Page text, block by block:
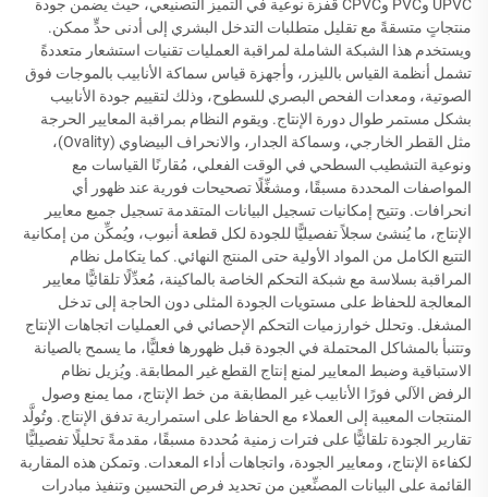
UPVC وPVC وCPVC قفزة نوعية في التميز التصنيعي، حيث يضمن جودة
منتجاتٍ متسقةً مع تقليل متطلبات التدخل البشري إلى أدنى حدٍّ ممكن.
ويستخدم هذا الشبكة الشاملة لمراقبة العمليات تقنيات استشعار متعددةً
تشمل أنظمة القياس بالليزر، وأجهزة قياس سماكة الأنابيب بالموجات فوق
الصوتية، ومعدات الفحص البصري للسطوح، وذلك لتقييم جودة الأنابيب
بشكل مستمر طوال دورة الإنتاج. ويقوم النظام بمراقبة المعايير الحرجة
مثل القطر الخارجي، وسماكة الجدار، والانحراف البيضاوي (Ovality)،
ونوعية التشطيب السطحي في الوقت الفعلي، مُقارنًا القياسات مع
المواصفات المحددة مسبقًا، ومشغِّلًا تصحيحات فورية عند ظهور أي
انحرافات. وتتيح إمكانيات تسجيل البيانات المتقدمة تسجيل جميع معايير
الإنتاج، ما يُنشئ سجلاً تفصيليًّا للجودة لكل قطعة أنبوب، ويُمكِّن من إمكانية
التتبع الكامل من المواد الأولية حتى المنتج النهائي. كما يتكامل نظام
المراقبة بسلاسة مع شبكة التحكم الخاصة بالماكينة، مُعدِّلًا تلقائيًّا معايير
المعالجة للحفاظ على مستويات الجودة المثلى دون الحاجة إلى تدخل
المشغل. وتحلل خوارزميات التحكم الإحصائي في العمليات اتجاهات الإنتاج
وتتنبأ بالمشاكل المحتملة في الجودة قبل ظهورها فعليًّا، ما يسمح بالصيانة
الاستباقية وضبط المعايير لمنع إنتاج القطع غير المطابقة. ويُزيل نظام
الرفض الآلي فورًا الأنابيب غير المطابقة من خط الإنتاج، مما يمنع وصول
المنتجات المعيبة إلى العملاء مع الحفاظ على استمرارية تدفق الإنتاج. وتُولَّد
تقارير الجودة تلقائيًّا على فترات زمنية مُحددة مسبقًا، مقدمةً تحليلًا تفصيليًّا
لكفاءة الإنتاج، ومعايير الجودة، واتجاهات أداء المعدات. وتمكن هذه المقاربة
القائمة على البيانات المصنِّعين من تحديد فرص التحسين وتنفيذ مبادرات